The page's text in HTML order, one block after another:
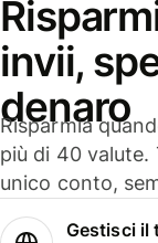
invii,
denaro
Risparmia
più di 40 valute.
unico conto,
Gestisci il